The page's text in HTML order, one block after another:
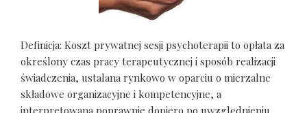
Definicja: Koszt prywatnej sesji psychoterapii to opłata za
określony czas pracy terapeutycznej i sposób realizacji
świadczenia, ustalana rynkowo w oparciu o mierzalne
składowe organizacyjne i kompetencyjne, a
interpretowana poprawnie dopiero po uwzględnieniu